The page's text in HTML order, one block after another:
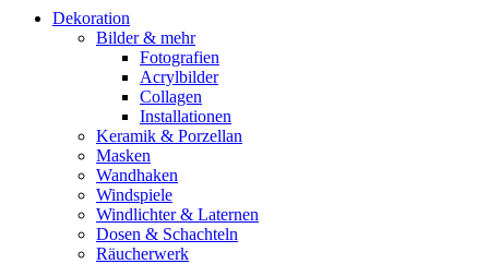
Dekoration
Bilder & mehr
Fotografien
Acrylbilder
Collagen
Installationen
Keramik & Porzellan
Masken
Wandhaken
Windspiele
Windlichter & Laternen
Dosen & Schachteln
Räucherwerk